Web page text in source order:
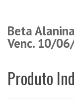
Beta
Venc. 10/
Produto